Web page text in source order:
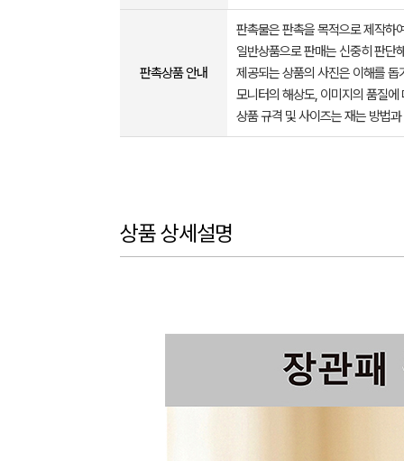
판촉상품 안내
판촉물은 판촉을 목적으로 제작하
일반상품으로 판매는 신중히 판단
제공되는 상품의 사진은 이해를
모니터의 해상도, 이미지의 품질
상품 규격 및 사이즈는 재는 방법
상품 상세설명